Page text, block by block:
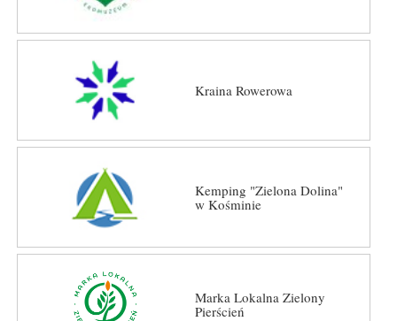
Kraina Rowerowa
Kemping "Zielona Dolina"
w Kośminie
Marka Lokalna Zielony
Pierścień